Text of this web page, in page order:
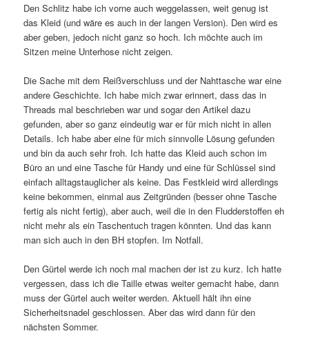
Den Schlitz habe ich vorne auch weggelassen, weit genug ist
das Kleid (und wäre es auch in der langen Version). Den wird es
aber geben, jedoch nicht ganz so hoch. Ich möchte auch im
Sitzen meine Unterhose nicht zeigen.
Die Sache mit dem Reißverschluss und der Nahttasche war eine
andere Geschichte. Ich habe mich zwar erinnert, dass das in
Threads mal beschrieben war und sogar den Artikel dazu
gefunden, aber so ganz eindeutig war er für mich nicht in allen
Details. Ich habe aber eine für mich sinnvolle Lösung gefunden
und bin da auch sehr froh. Ich hatte das Kleid auch schon im
Büro an und eine Tasche für Handy und eine für Schlüssel sind
einfach alltagstauglicher als keine. Das Festkleid wird allerdings
keine bekommen, einmal aus Zeitgründen (besser ohne Tasche
fertig als nicht fertig), aber auch, weil die in den Fludderstoffen eh
nicht mehr als ein Taschentuch tragen könnten. Und das kann
man sich auch in den BH stopfen. Im Notfall.
Den Gürtel werde ich noch mal machen der ist zu kurz. Ich hatte
vergessen, dass ich die Taille etwas weiter gemacht habe, dann
muss der Gürtel auch weiter werden. Aktuell hält ihn eine
Sicherheitsnadel geschlossen. Aber das wird dann für den
nächsten Sommer.